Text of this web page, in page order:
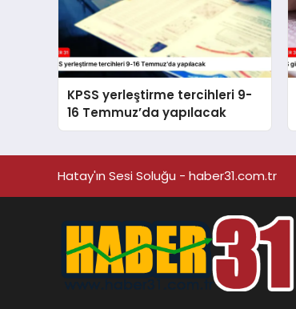
KPSS yerleştirme tercihleri 9-
16 Temmuz’da yapılacak
Hatay'ın Sesi Soluğu - haber31.com.tr